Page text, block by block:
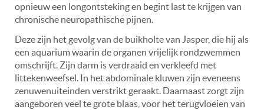
opnieuw een longontsteking en begint last te krijgen van
chronische neuropathische pijnen.
Deze zijn het gevolg van de buikholte van Jasper, die hij als
een aquarium waarin de organen vrijelijk rondzwemmen
omschrijft. Zijn darm is verdraaid en verkleefd met
littekenweefsel. In het abdominale kluwen zijn eveneens
zenuwenuiteinden verstrikt geraakt. Daarnaast zorgt zijn
aangeboren veel te grote blaas, voor het terugvloeien van